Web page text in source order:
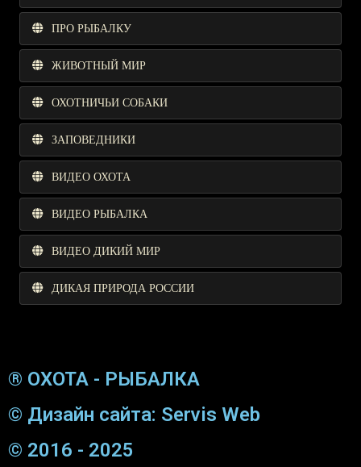
ПРО РЫБАЛКУ
ЖИВОТНЫЙ МИР
ОХОТНИЧЬИ СОБАКИ
ЗАПОВЕДНИКИ
ВИДЕО ОХОТА
ВИДЕО РЫБАЛКА
ВИДЕО ДИКИЙ МИР
ДИКАЯ ПРИРОДА РОССИИ
® ОХОТА - РЫБАЛКА
© Дизайн сайта: Servis Web
© 2016 - 2025